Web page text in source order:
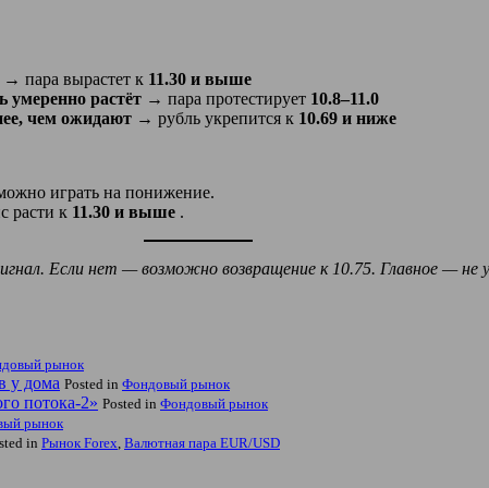
пара вырастет к 11.30 и выше
умеренно растёт → пара протестирует 10.8–11.0
чем ожидают → рубль укрепится к 10.69 и ниже
играть на понижение.
расти к 11.30 и выше .
Если нет — возможно возвращение к 10.75. Главное —
рынок
у дома Posted in Фондовый рынок
потока-2» Posted in Фондовый рынок
рынок
in Рынок Forex, Валютная пара EUR/USD